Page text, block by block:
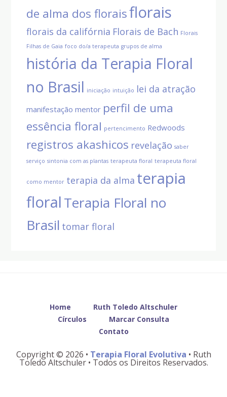
de alma dos floraisflorais
florais da califórnia Florais de Bach Florais
Filhas de Gaia foco do/a terapeuta grupos de alma
história da Terapia Floral
no Brasil iniciação intuição lei da atração
manifestação mentor perfil de uma
essência floral pertencimento Redwoods
registros akashicos revelação saber
serviço sintonia com as plantas terapeuta floral terapeuta floral
como mentor terapia da alma terapia
floralTerapia Floral no
Brasil tomar floral
Home
Ruth Toledo Altschuler
Círculos
Marcar Consulta
Contato
Copyright © 2026 • Terapia Floral Evolutiva • Ruth
Toledo Altschuler • Todos os Direitos Reservados.